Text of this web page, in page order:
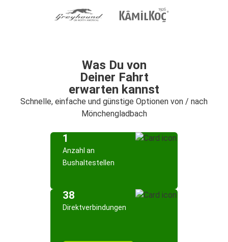
Was Du von
Deiner Fahrt
erwarten kannst
Schnelle, einfache und günstige Optionen von / nach
Mönchengladbach
1
Anzahl an
Bushaltestellen
38
Direktverbindungen